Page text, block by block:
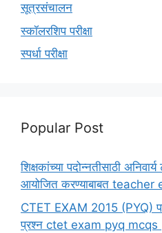
सूत्रसंचालन
स्कॉलरशिप परीक्षा
स्पर्धा परीक्षा
Popular Post
शिक्षकांच्या पदोन्नतीसाठी अनिवार्य
आयोजित करण्याबाबत
CTET EXAM 2015 (PYQ)
प्रश्न ctet exam pyq mcqs